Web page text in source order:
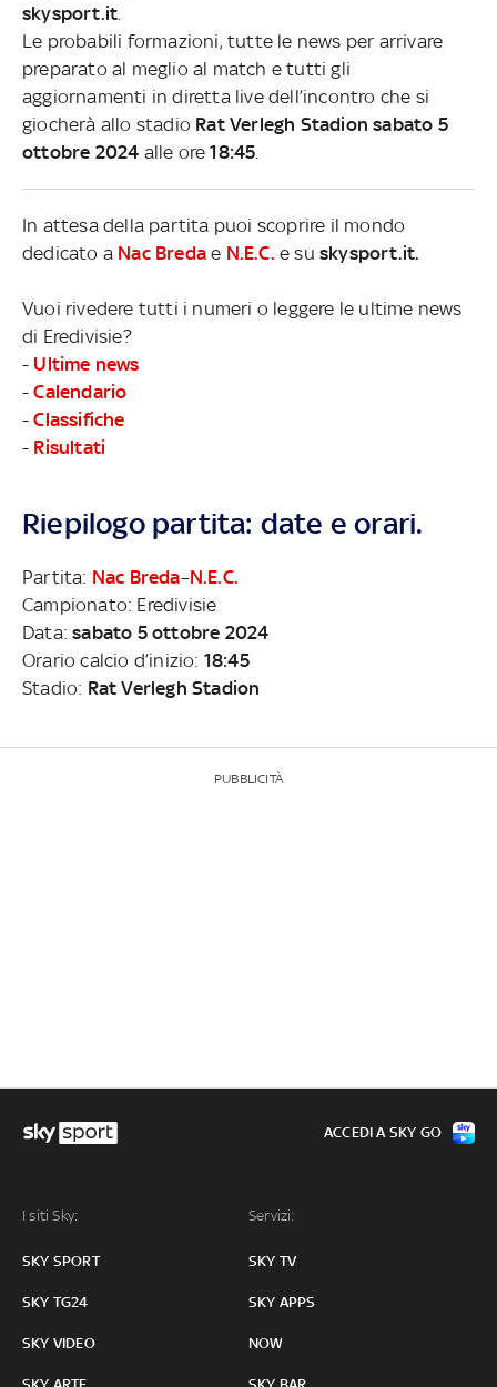
skysport.it
Le probabili formazioni, tutte le news per arrivare
preparato al meglio al match e tutti gli
aggiornamenti in diretta live dell’incontro che si
giocherà allo stadio Rat Verlegh Stadion sabato 5
ottobre 2024 alle ore18:45
In attesa della partita puoi scoprire il mondo
dedicato a Nac Breda e N.E.C. e suskysport.it.
Vuoi rivedere tutti i numeri o leggere le ultime news
di Eredivisie?
- Ultime news
-Calendario
-Classifiche
- Risultati
Riepilogo partita: date e orari.
Partita: Nac Breda–N.E.C.
Campionato: Eredivisie
Data:sabato 5 ottobre 2024
Orario calcio d’inizio: 18:45
Stadio: Rat Verlegh Stadion
PUBBLICITÀ
I siti Sky:
SKY SPORT
SKY TG24
SKY VIDEO
Servizi:
SKY TV
SKY APPS
NOW
ACCEDI A SKY GO